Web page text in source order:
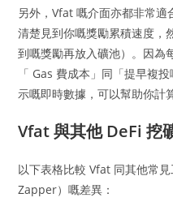
另外，Vfat 嘅介面亦都非常
清楚見到你嘅獎勵累積速度，
到嘅獎勵再放入礦池）。因為
「 Gas 費成本」同「提早複
示嘅即時數據，可以幫助你計
Vfat 與其他 DeFi 挖
以下表格比較 Vfat 同其他常見
Zapper）嘅差異：